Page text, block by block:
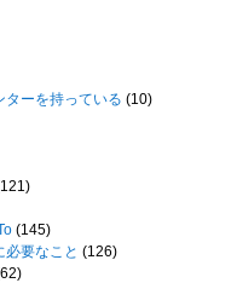
ターを持っている (10)
(145)
必要なこと (126)